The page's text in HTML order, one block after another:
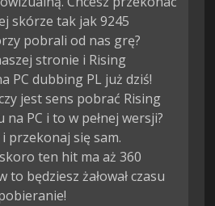
skórze tak jak 9245
pobrali od nas grę?
stronie i Rising
PC dubbing PL już dziś!
jest sens pobrać Rising
PC i to w pełnej wersji?
przekonaj się sam.
ten hit ma aż 360
to będziesz żałował czasu